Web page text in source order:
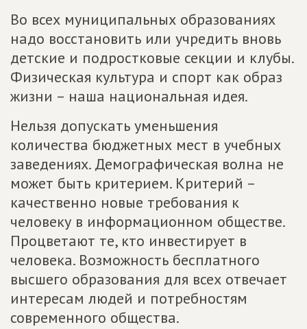
Во всех муниципальных образованиях
надо восстановить или учредить вновь
детские и подростковые секции и клубы.
Физическая культура и спорт как образ
жизни – наша национальная идея.
Нельзя допускать уменьшения
количества бюджетных мест в учебных
заведениях. Демографическая волна не
может быть критерием. Критерий –
качественно новые требования к
человеку в информационном обществе.
Процветают те, кто инвестирует в
человека. Возможность бесплатного
высшего образования для всех отвечает
интересам людей и потребностям
современного общества.